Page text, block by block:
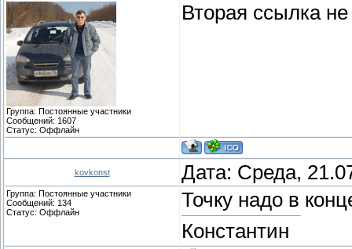
Группа: Постоянные участники
Сообщений: 1607
Статус: Оффлайн
Вторая ссылка
kovkonst Дата: Среда,
Группа: Постоянные участники
Сообщений: 134
Статус: Оффлайн
Точку надо в
Константин